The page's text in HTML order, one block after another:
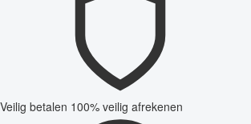
Veilig betalen 100% veilig afrekenen